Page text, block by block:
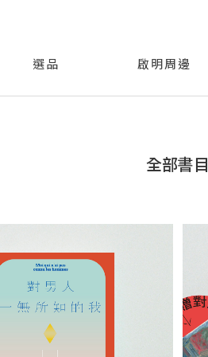
選品 啟明周邊
全部書目